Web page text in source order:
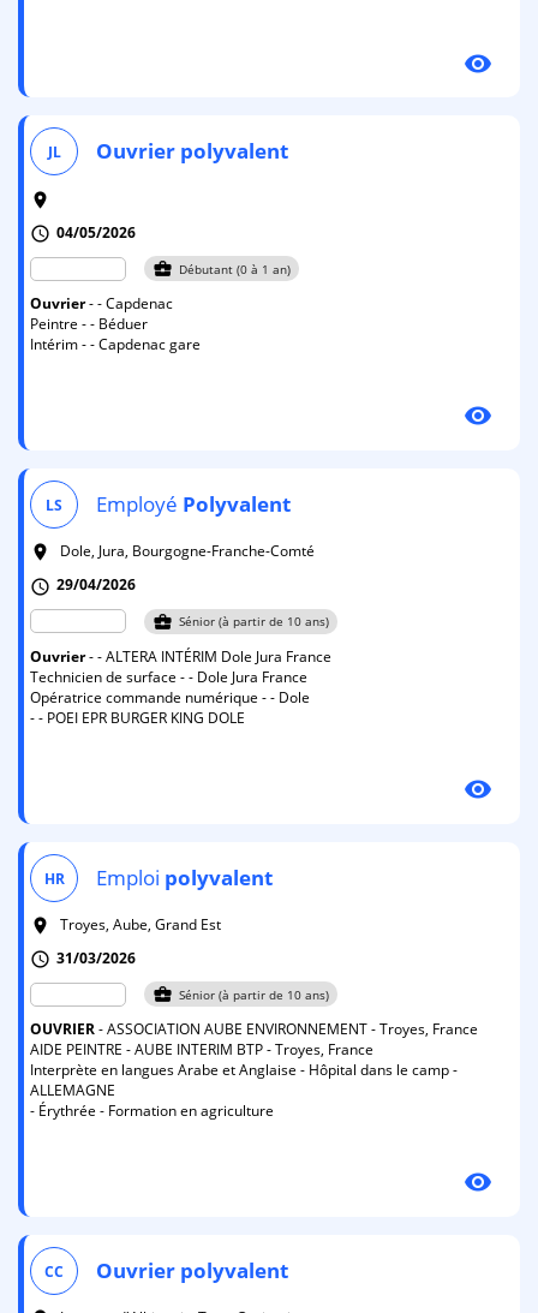
visibility
JL Ouvrier polyvalent
room
schedule 04/05/2026
business_center Débutant (0 à 1 an)
Ouvrier- - Capdenac
Peintre - - Béduer
Intérim - - Capdenac gare
visibility
LS Employé Polyvalent
room
Dole, Jura, Bourgogne-Franche-Comté
schedule 29/04/2026
business_center Sénior (à partir de 10 ans)
Ouvrier- - ALTERA INTÉRIM Dole Jura France
Technicien de surface - - Dole Jura France
Opératrice commande numérique - - Dole
- - POEI EPR BURGER KING DOLE
visibility
HR Emploi polyvalent
room
Troyes, Aube, Grand Est
schedule 31/03/2026
business_center Sénior (à partir de 10 ans)
OUVRIER- ASSOCIATION AUBE ENVIRONNEMENT - Troyes, France
AIDE PEINTRE - AUBE INTERIM BTP - Troyes, France
Interprète en langues Arabe et Anglaise - Hôpital dans le camp -
ALLEMAGNE
- Érythrée - Formation en agriculture
visibility
CC Ouvrier polyvalent